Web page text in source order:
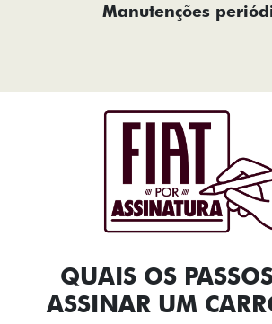
Manutenções
QUAIS OS
ASSINAR UM